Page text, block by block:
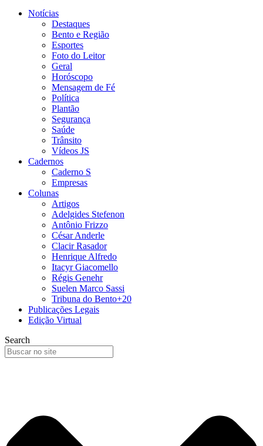
Notícias
Destaques
Bento e Região
Esportes
Foto do Leitor
Geral
Horóscopo
Mensagem de Fé
Política
Plantão
Segurança
Saúde
Trânsito
Vídeos JS
Cadernos
Caderno S
Empresas
Colunas
Artigos
Adelgides Stefenon
Antônio Frizzo
César Anderle
Clacir Rasador
Henrique Alfredo
Itacyr Giacomello
Régis Genehr
Suelen Marco Sassi
Tribuna do Bento+20
Publicações Legais
Edição Virtual
Search